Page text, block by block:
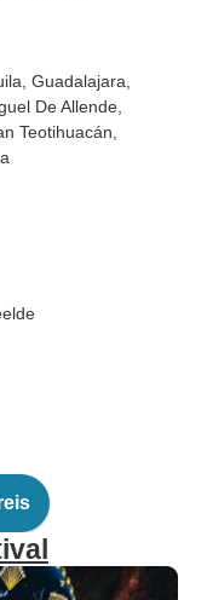
, Guadalajara
De Allende
Teotihuacán